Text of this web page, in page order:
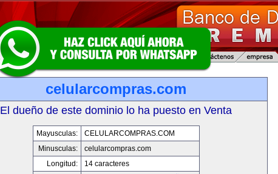
celularcompras.com
El dueño de este dominio lo ha puesto en Venta
Mayusculas:
CELULARCOMPRAS.COM
Minusculas:
celularcompras.com
Longitud:
14 caracteres